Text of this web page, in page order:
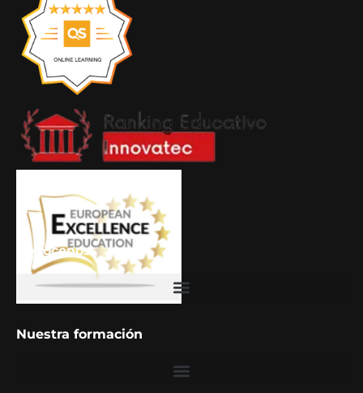
Conócenos
Nuestra formación